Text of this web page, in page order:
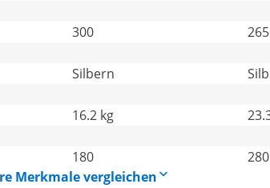
300 265
Silbern
16.2 kg
180 280
Merkmale vergleichen